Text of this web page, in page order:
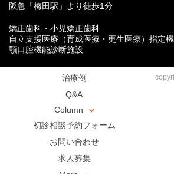
阪急「梅田駅」より徒歩1分
矯正歯科・小児矯正歯科
自立支援医療（育成医療・更生医療）指定
顎口腔機能診断施設
治療例
Q&A
Column
初診相談予約フォーム
お問い合わせ
求人募集